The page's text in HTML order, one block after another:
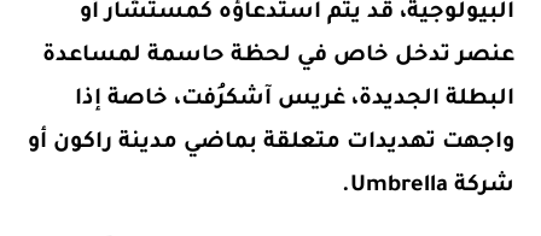
البيولوجية، قد يتم استدعاؤه كمستشار أو
عنصر تدخل خاص في لحظة حاسمة لمساعدة
البطلة الجديدة،غريس آشكرُفت، خاصة إذا
واجهت تهديدات متعلقة بماضي مدينة راكون أو
شركة Umbrella.